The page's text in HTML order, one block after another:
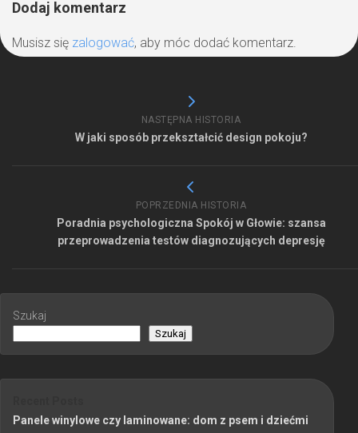
Dodaj komentarz
Musisz się zalogować, aby móc dodać komentarz.
NASTĘPNA HISTORIA
W jaki sposób przekształcić design pokoju?
POPRZEDNIA HISTORIA
Poradnia psychologiczna Spokój w Głowie: szansa
przeprowadzenia testów diagnozujących depresję
Szukaj
Szukaj
Panele winylowe czy laminowane: dom z psem i dziećmi